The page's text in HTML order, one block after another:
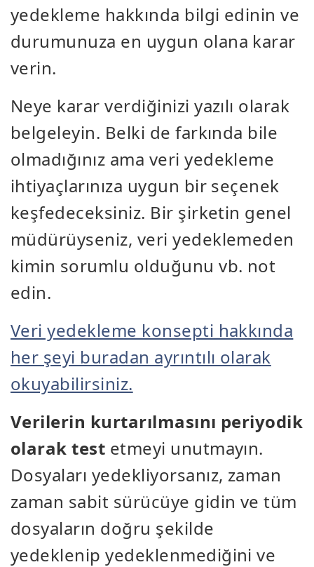
yedekleme hakkında bilgi edinin ve
durumunuza en uygun olana karar
verin.
Neye karar verdiğinizi yazılı olarak
belgeleyin. Belki de farkında bile
olmadığınız ama veri yedekleme
ihtiyaçlarınıza uygun bir seçenek
keşfedeceksiniz. Bir şirketin genel
müdürüyseniz, veri yedeklemeden
kimin sorumlu olduğunu vb. not
edin.
Veri yedekleme konsepti hakkında
her şeyi buradan ayrıntılı olarak
okuyabilirsiniz.
Verilerin kurtarılmasını periyodik
olarak test etmeyi unutmayın.
Dosyaları yedekliyorsanız, zaman
zaman sabit sürücüye gidin ve tüm
dosyaların doğru şekilde
yedeklenip yedeklenmediğini ve